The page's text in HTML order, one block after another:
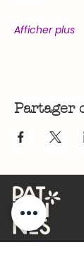
Afficher plus
Partager
🤝 Le Cercle des